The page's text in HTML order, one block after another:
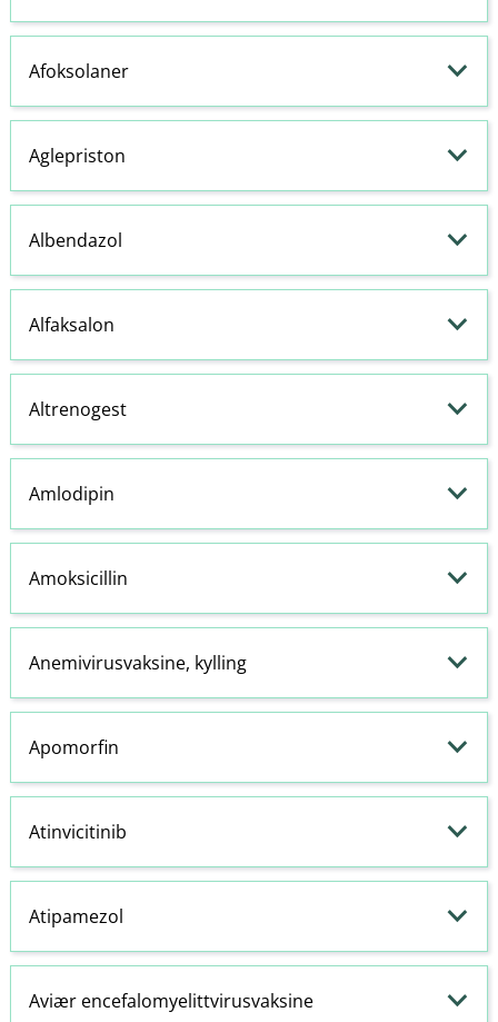
Afoksolaner
Aglepriston
Albendazol
Alfaksalon
Altrenogest
Amlodipin
Amoksicillin
Anemivirusvaksine, kylling
Apomorfin
Atinvicitinib
Atipamezol
Aviær encefalomyelittvirusvaksine